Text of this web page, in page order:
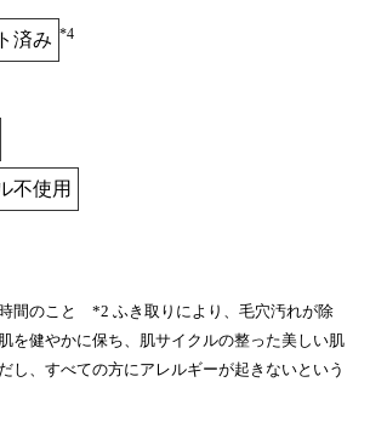
済み *4
不使用
間のこと *2 ふき取りにより、毛穴汚れが除
健やかに保ち、肌サイクルの整った美しい肌
、すべての方にアレルギーが起きないという